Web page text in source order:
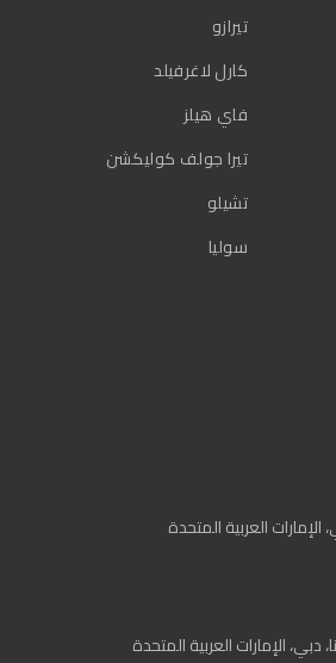
تيرازو
كارل لاغرفيلد
فاي هيلز
تيرا جولف كوليكشن
تشيلو
سوليا
الإمارات العربية المتحدة